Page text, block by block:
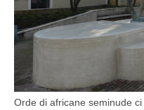
Orde di africane seminude